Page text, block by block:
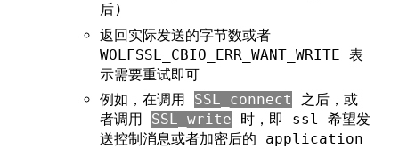
后)
返回实际发送的字节数或者
WOLFSSL_CBIO_ERR_WANT_WRITE 表
示需要重试即可
例如，在调用 SSL_connect
之后，或
者调用 SSL_write 时，即 ssl 希望发
送控制消息或者加密后的 application